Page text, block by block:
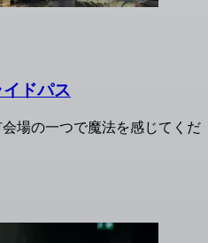
ドパス
場の一つで魔法を感じてくだ